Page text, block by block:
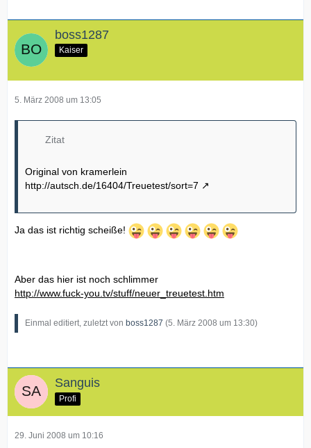
boss1287
Kaiser
5. März 2008 um 13:05
Zitat
Original von kramerlein
http://autsch.de/16404/Treuetest/sort=7
Ja das ist richtig scheiße!
Aber das hier ist noch schlimmer
http://www.fuck-you.tv/stuff/neuer_treuetest.htm
Einmal editiert, zuletzt von boss1287 (5. März 2008 um 13:30)
Sanguis
Profi
29. Juni 2008 um 10:16